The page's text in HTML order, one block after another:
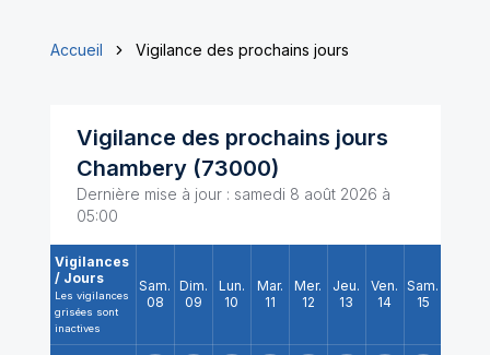
Accueil Vigilance des prochains jours
Vigilance des prochains jours
Chambery (73000)
Dernière mise à jour : samedi 8 août 2026 à
05:00
Vigilances
/ Jours
Les vigilances
grisées sont
inactives
Sam.
08
Dim.
09
Lun.
10
Mar.
11
Mer.
12
Jeu.
13
Ven.
14
Sam.
15